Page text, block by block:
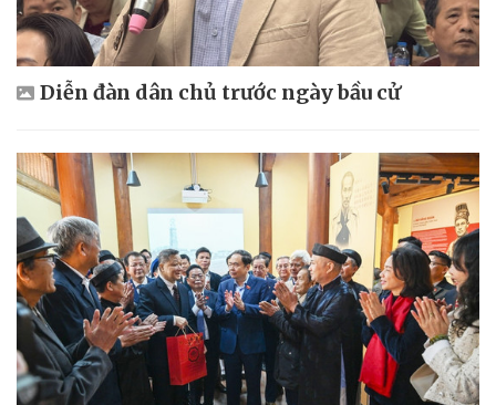
Diễn đàn dân chủ trước ngày bầu cử